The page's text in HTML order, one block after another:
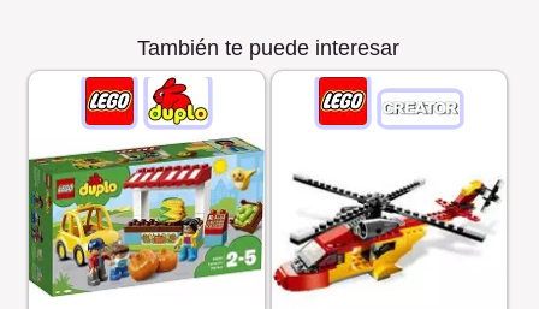
También te puede interesar